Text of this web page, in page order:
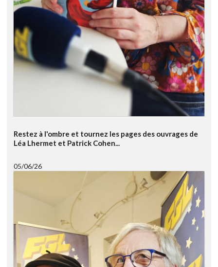
Restez à l'ombre et tournez les pages des ouvrages de
Léa Lhermet et Patrick Cohen...
05/06/26